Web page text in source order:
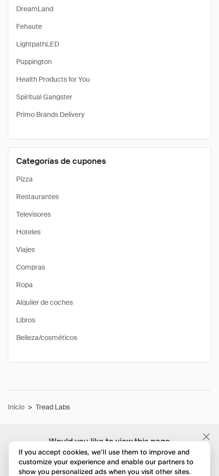
Would you like to view this page
in English?
DreamLand
Fehaute
LightpathLED
Puppington
Health Products for You
Spiritual Gangster
Primo Brands Delivery
Categorías de cupones
Pizza
Restaurantes
Televisores
Hoteles
Viajes
Compras
Ropa
Alquiler de coches
Libros
Belleza/cosméticos
Inicio > Tread Labs
If you accept cookies, we’ll use them to improve and
customize your experience and enable our partners to
show you personalized ads when you visit other sites.